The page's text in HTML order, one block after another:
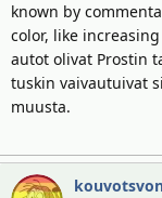
known by
color, like
autot olivat Prostin
tuskin vaivautuivat
muusta.